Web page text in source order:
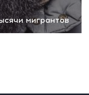
мигрантов